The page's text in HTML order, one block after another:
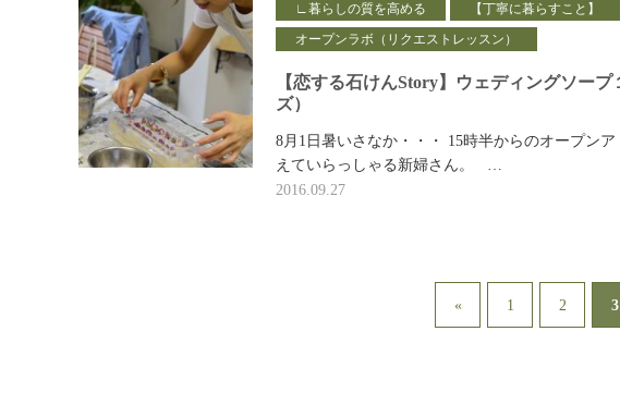
∟暮らしの質を高める 【丁寧に暮らすこと】
オープンラボ（リクエストレッスン）
【恋する石けんStory】ウェディングソー
ズ）
8月1日暑いさなか・・・ 15時半からのオープン
えていらっしゃる新婦さん。 …
2016.09.27
« 1 2 3